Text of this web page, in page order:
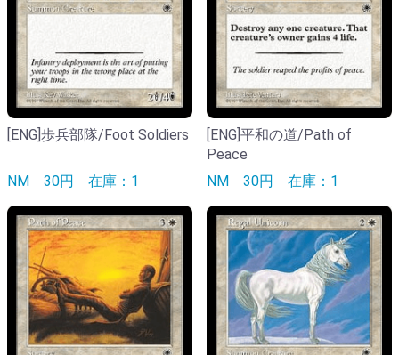
[ENG]歩兵部隊/Foot Soldiers
NM 30円 在庫：1
[ENG]平和の道/Path of
Peace
NM 30円 在庫：1